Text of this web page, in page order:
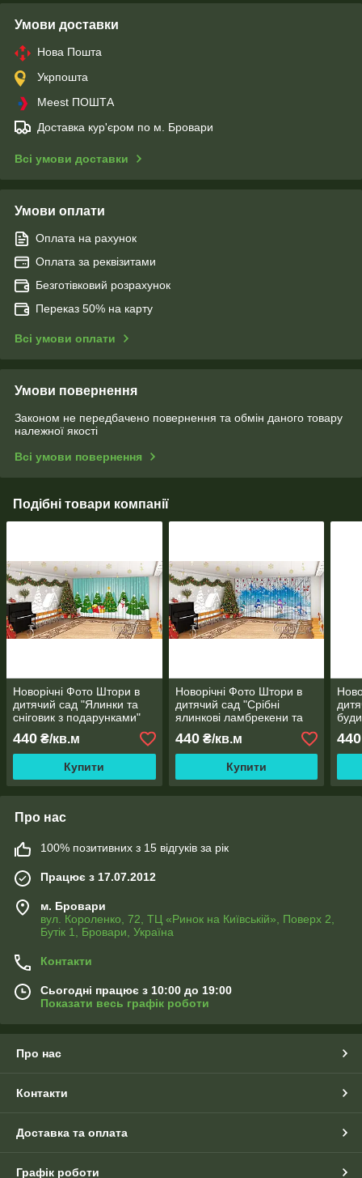
Умови доставки
Нова Пошта
Укрпошта
Meest ПОШТА
Доставка кур'єром по м. Бровари
Всі умови доставки
Умови оплати
Оплата на рахунок
Оплата за реквізитами
Безготівковий розрахунок
Переказ 50% на карту
Всі умови оплати
Умови повернення
Законом не передбачено повернення та обмін даного товару
належної якості
Всі умови повернення
Подібні товари компанії
Новорічні Фото Штори в
дитячий сад "Ялинки та
сніговик з подарунками"
440 ₴/кв.м
Купити
Новорічні Фото Штори в
дитячий сад "Срібні
ялинкові ламбрекени та
440₴/кв.м
Купити
440
Про нас
100% позитивних з 15 відгуків за рік
Працює з 17.07.2012
м. Бровари
вул. Короленко, 72, ТЦ «Ринок на Київській», Поверх 2,
Бутік 1, Бровари, Україна
Контакти
Сьогодні працює з 10:00 до 19:00
Показати весь графік роботи
Про нас
Контакти
Доставка та оплата
Графік роботи